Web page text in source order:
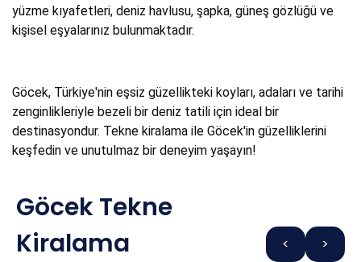
yüzme kıyafetleri, deniz havlusu, şapka, güneş gözlüğü ve
kişisel eşyalarınız bulunmaktadır.
Göcek, Türkiye'nin eşsiz güzellikteki koyları, adaları ve tarihi
zenginlikleriyle bezeli bir deniz tatili için ideal bir
destinasyondur. Tekne kiralama ile Göcek'in güzelliklerini
keşfedin ve unutulmaz bir deneyim yaşayın!
Göcek Tekne
Kiralama
< >